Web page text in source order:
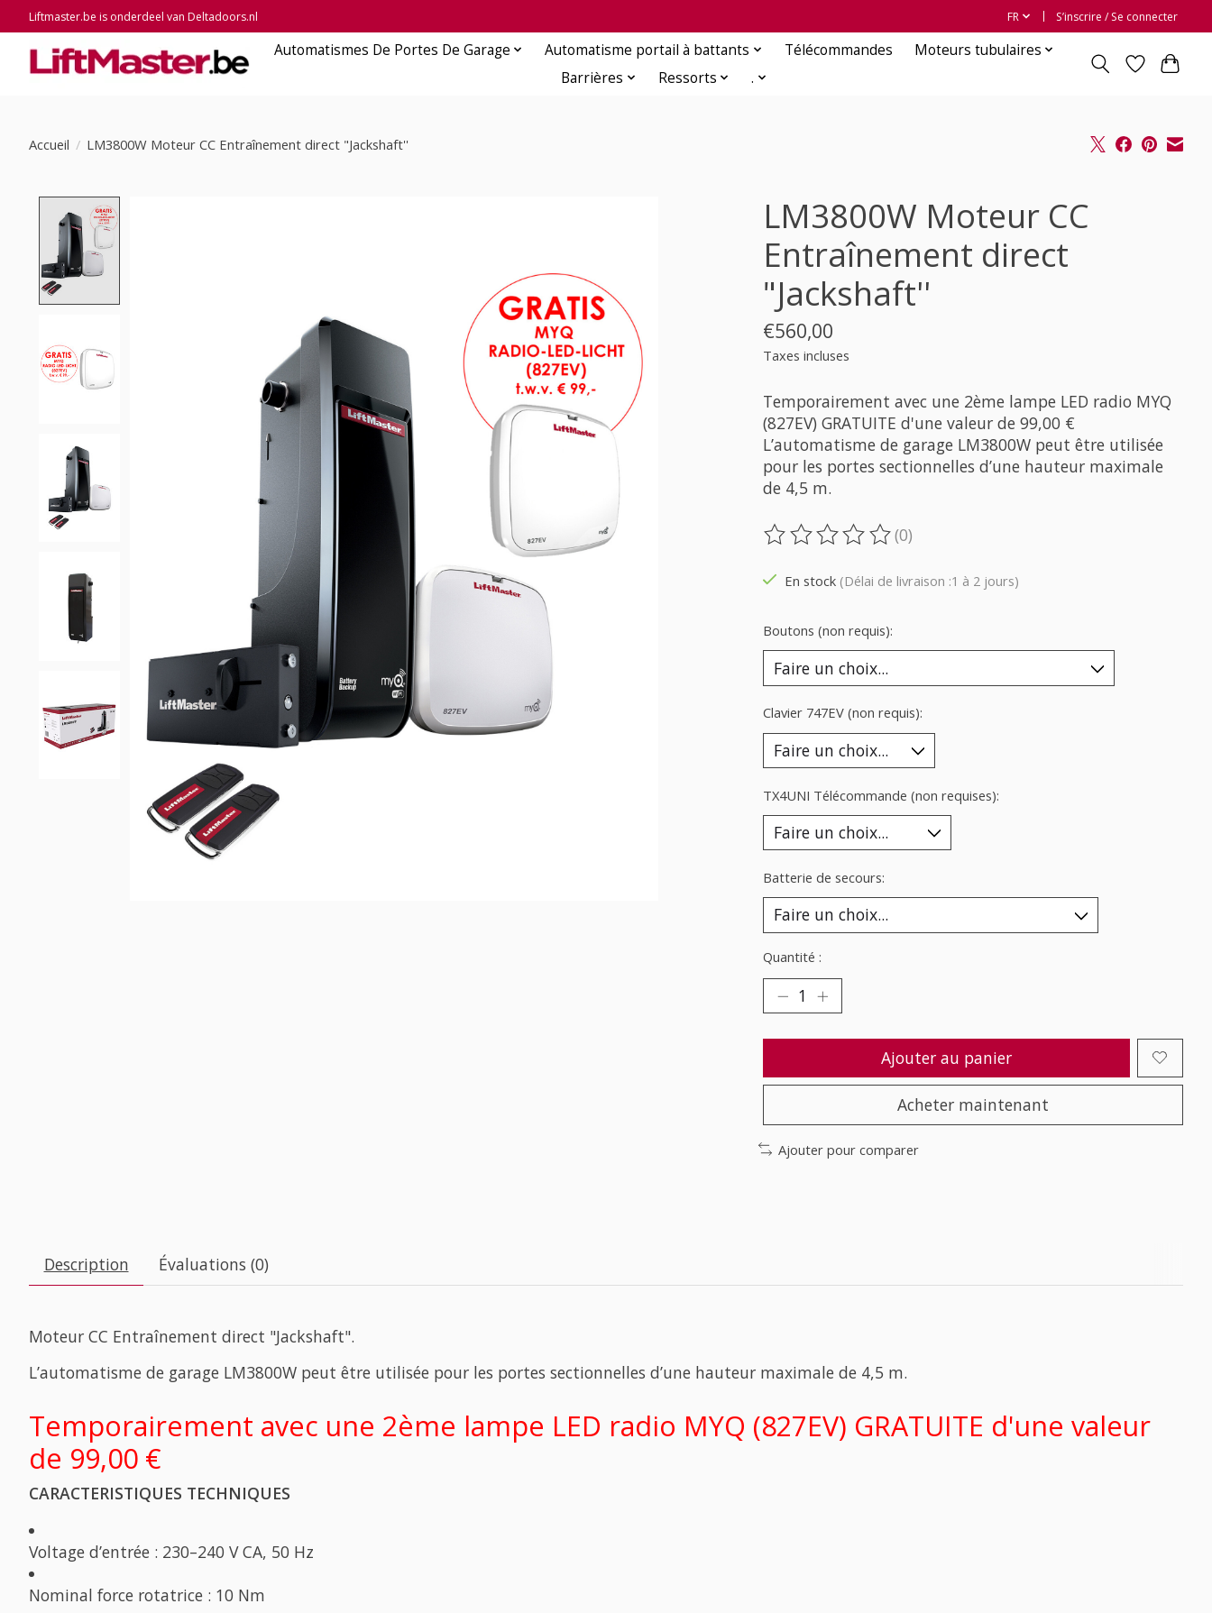
Liftmaster.be is onderdeel van Deltadoors.nl FR S’inscrire / Se connecter
Automatismes De Portes De Garage Automatisme portail à battants Télécommandes
Moteurs tubulaires
Barrières
Ressorts .
Accueil / LM3800W Moteur CC Entraînement direct "Jackshaft''
LM3800W Moteur CC
Entraînement direct
"Jackshaft''
€560,00
Taxes incluses
Temporairement avec une 2ème lampe LED radio MYQ
(827EV) GRATUITE d'une valeur de 99,00 €
L’automatisme de garage LM3800W peut être utilisée
pour les portes sectionnelles d’une hauteur maximale
de 4,5 m.
Ce produit est évalué à
(0)
En stock (Délai de livraison :1 à 2 jours)
Boutons (non requis):
Clavier 747EV (non requis):
TX4UNI Télécommande (non requises):
Batterie de secours:
Quantité :
Ajouter au panier
Acheter maintenant
Ajouter pour comparer
Description Évaluations (0)
Moteur CC Entraînement direct "Jackshaft".
L’automatisme de garage LM3800W peut être utilisée pour les portes sectionnelles d’une hauteur maximale de 4,5 m.
Temporairement avec une 2ème lampe LED radio MYQ (827EV) GRATUITE d'une valeur
de 99,00 €
CARACTERISTIQUES TECHNIQUES
Voltage d’entrée : 230–240 V CA, 50 Hz
Nominal force rotatrice : 10 Nm